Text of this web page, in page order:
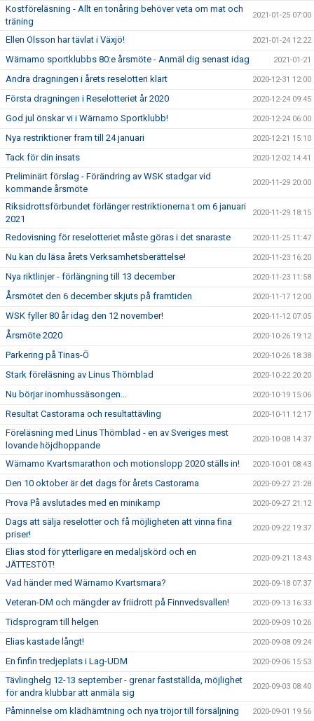
Kostföreläsning - Allt en tonåring behöver veta om mat och
träning
2021-01-25 07:00
Ellen Olsson har tävlat i Växjö! 2021-01-24 12:22
Wärnamo sportklubbs 80:e årsmöte - Anmäl dig senast idag 2021-01-21
Andra dragningen i årets reselotteri klart 2020-12-31 12:00
Första dragningen i Reselotteriet år 2020 2020-12-24 09:45
God jul önskar vi i Wärnamo Sportklubb! 2020-12-24 06:00
Nya restriktioner fram till 24 januari 2020-12-21 15:10
Tack för din insats 2020-12-02 14:41
Preliminärt förslag - Förändring av WSK stadgar vid
kommande årsmöte
2020-11-29 20:00
Riksidrottsförbundet förlänger restriktionerna t om 6 januari
2021
2020-11-29 18:15
Redovisning för reselotteriet måste göras i det snaraste 2020-11-25 11:47
Nu kan du läsa årets Verksamhetsberättelse! 2020-11-23 16:20
Nya riktlinjer - förlängning till 13 december 2020-11-23 11:58
Årsmötet den 6 december skjuts på framtiden 2020-11-17 12:00
WSK fyller 80 år idag den 12 november! 2020-11-12 07:05
Årsmöte 2020 2020-10-26 19:12
Parkering på Tinas-Ö 2020-10-26 18:38
Stark föreläsning av Linus Thörnblad 2020-10-22 20:20
Nu börjar inomhussäsongen... 2020-10-19 15:06
Resultat Castorama och resultattävling 2020-10-11 12:17
Föreläsning med Linus Thörnblad - en av Sveriges mest
lovande höjdhoppande
2020-10-08 14:37
Wärnamo Kvartsmarathon och motionslopp 2020 ställs in! 2020-10-01 08:43
Den 10 oktober är det dags för årets Castorama 2020-09-27 21:28
Prova På avslutades med en minikamp 2020-09-27 21:12
Dags att sälja reselotter och få möjligheten att vinna fina
priser!
2020-09-22 19:37
Elias stod för ytterligare en medaljskörd och en
JÄTTESTÖT!
2020-09-21 13:43
Vad händer med Wärnamo Kvartsmara? 2020-09-18 07:37
Veteran-DM och mängder av friidrott på Finnvedsvallen! 2020-09-13 16:33
Tidsprogram till helgen 2020-09-09 10:26
Elias kastade långt! 2020-09-08 09:24
En finfin tredjeplats i Lag-UDM 2020-09-06 15:53
Tävlinghelg 12-13 september - grenar fastställda, möjlighet
för andra klubbar att anmäla sig
2020-09-03 08:40
Påminnelse om klädhämtning och nya tröjor till försäljning 2020-09-01 19:56